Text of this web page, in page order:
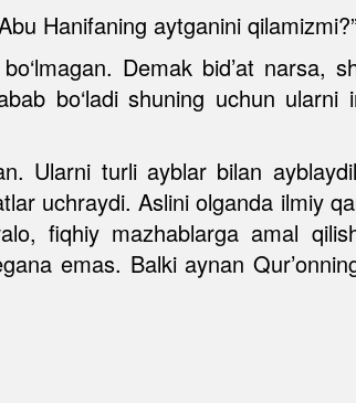
Hanifaning aytganini
Demak bid’at narsa,
bo‘ladi shuning uchun ularni
Ularni turli ayblar bilan
uchraydi. Aslini olganda ilmiy
fiqhiy mazhablarga amal
emas. Balki aynan